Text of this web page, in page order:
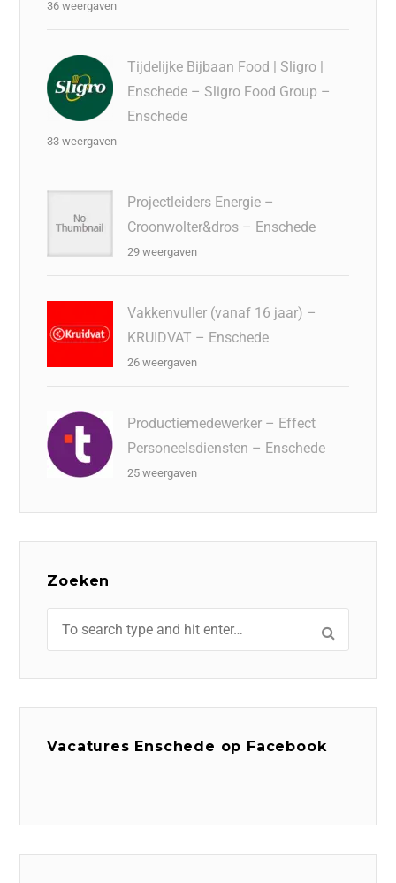
36 weergaven
Tijdelijke Bijbaan Food | Sligro |
Enschede – Sligro Food Group –
Enschede
33 weergaven
Projectleiders Energie –
Croonwolter&dros – Enschede
29 weergaven
Vakkenvuller (vanaf 16 jaar) –
KRUIDVAT – Enschede
26 weergaven
Productiemedewerker – Effect
Personeelsdiensten – Enschede
25 weergaven
Zoeken
Vacatures Enschede op Facebook